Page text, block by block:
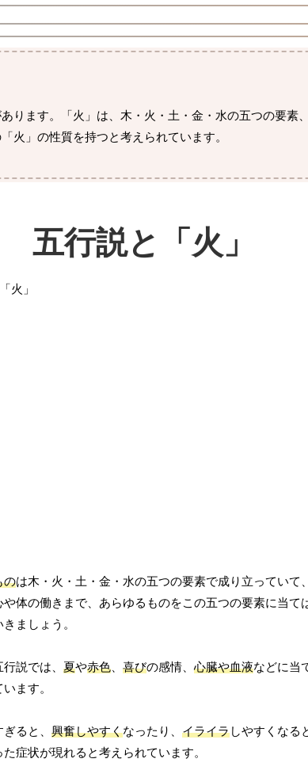
ります。「火」は、木・火・土・金・水の五つの要素
火」の性質を持つと考えられています。
五行説と「火」
のは木・火・土・金・水の五つの要素で成り立っていて
体の働きまで、あらゆるものをこの五つの要素に当て
ましょう。
説では、 夏や赤色 喜びの感情、 心臓や血液などに当
ます。
ると、 興奮しやすくなったり、 イライラしやすくなる
た症状が現れると考えられています。